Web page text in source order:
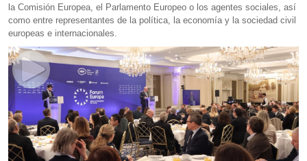
la Comisión Europea, el Parlamento Europeo o los agentes sociales, así
como entre representantes de la política, la economía y la sociedad civil
europeas e internacionales.